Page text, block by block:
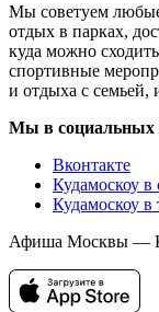
Мы советуем
отдых в парках,
куда можно
спортивные
и отдыха с семьей,
Мы в социальных
Вконтакте
Кудамоскоу в
Кудамоскоу в
Афиша Москвы —